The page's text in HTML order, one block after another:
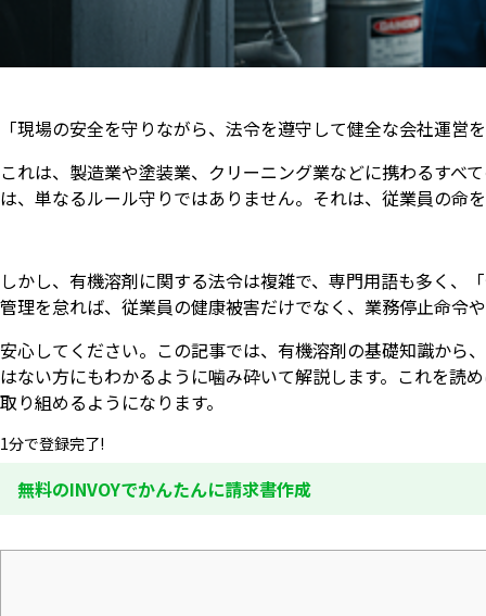
「現場の安全を守りながら、法令を遵守して健全な会社運営
これは、製造業や塗装業、クリーニング業などに携わるすべ
は、単なるルール守りではありません。それは、従業員の命
しかし、有機溶剤に関する法令は複雑で、専門用語も多く、
管理を怠れば、従業員の健康被害だけでなく、業務停止命令
安心してください。この記事では、有機溶剤の基礎知識から
はない方にもわかるように噛み砕いて解説します。これを読
取り組めるようになります。
1分で登録完了!
無料のINVOYでかんたんに請求書作成